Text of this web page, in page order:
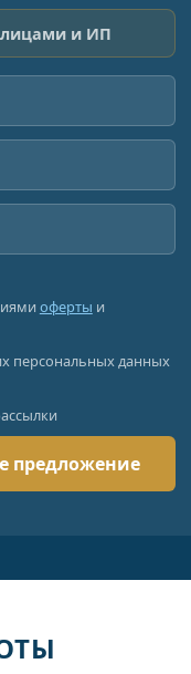
лицами и ИП
оферты и
персональных данных